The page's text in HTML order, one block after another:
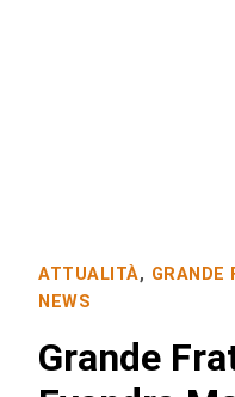
ATTUALITÀ, GRANDE
NEWS
Grande